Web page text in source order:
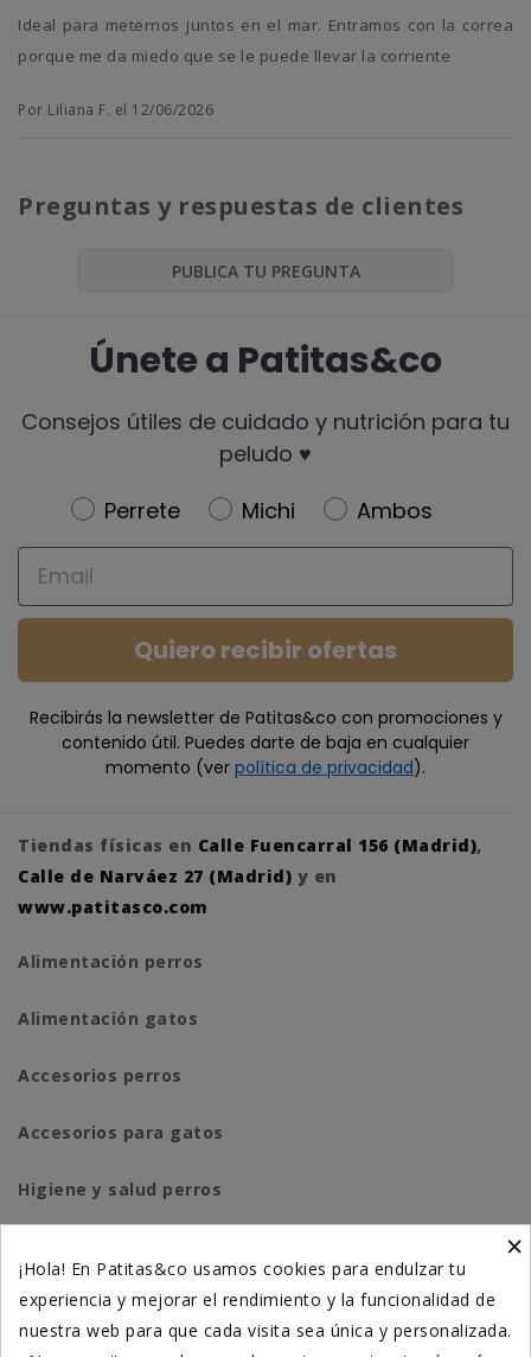
ideal para meternos juntos en el mar. Entramos con la correa
porque me da miedo que se le puede llevar la corriente
Por Liliana F. el 12/06/2026
Preguntas y respuestas de clientes
PUBLICA TU PREGUNTA
Únete a Patitas&co
Consejos útiles de cuidado y nutrición para tu
peludo ♥️
Newsletter
Perrete Michi
Ambos
Email
Quiero recibir ofertas
Recibirás la newsletter de Patitas&co con promociones y
contenido útil. Puedes darte de baja en cualquier
momento (ver política de privacidad).
Tiendas físicas en Calle Fuencarral 156 (Madrid),
Calle de Narváez 27 (Madrid) y en
www.patitasco.com
Alimentación perros
Alimentación gatos
Accesorios perros
Accesorios para gatos
Higiene y salud perros
Suplementación natural
×
¡Hola! En Patitas&co usamos cookies para endulzar tu
experiencia y mejorar el rendimiento y la funcionalidad de
nuestra web para que cada visita sea única y personalizada.